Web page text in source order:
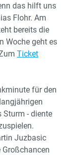
das hilft uns
Flohr. Am
bereits die
Woche geht es
Ticket
für den
Sturm - diente
Juzbasic